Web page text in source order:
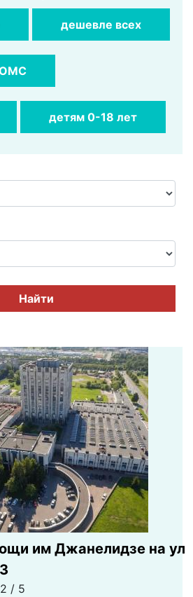
дешевле всех
ОМС
детям 0-18 лет
Найти
им Джанелидзе на ул
/ 5